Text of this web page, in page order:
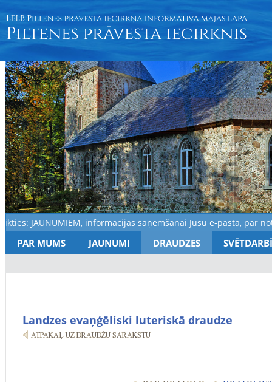
JAUNUMIEM, informācijas saņemšanai Jūsu e-pastā, par
PAR MUMS JAUNUMI DRAUDZES
Landzes evaņģēliski luteriskā draudze